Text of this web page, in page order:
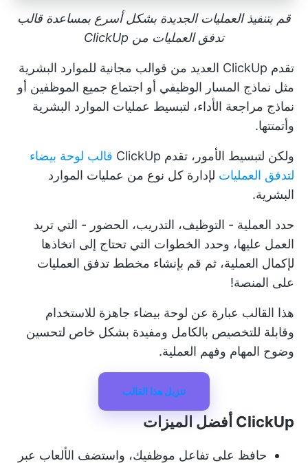
قم بتنفيذ العمليات الجديدة بشكل أسرع بمساعدة قالب
تدفق العمليات من ClickUp
تقدم ClickUp العديد من
قوالب مجانية للموارد البشرية
مثل نماذج المسار الوظيفي أو اجتماع جميع الموظفين أو
نماذج مراجعة الأداء، لتبسيط عمليات الموارد البشرية
وأتمتتها.
ولكن لتبسيط الأمور، تقدم ClickUp
قالب لوحة بيضاء
لتدفق العمليات لإدارة كل نوع من عمليات الموارد
البشرية.
حدد العملية - التوظيف، التدريب، الحضور - التي تريد
العمل عليها، وحدد الخطوات التي تحتاج إلى اتخاذها
لإكمال العملية، ثم قم بإنشاء مخطط تدفق العمليات
على المنصة!
هذا القالب عبارة عن لوحة بيضاء جاهزة للاستخدام
وقابلة للتخصيص بالكامل ومفيدة بشكل خاص لتحسين
وضوح المهام وفهم العملية.
تنزيل هذا القالب
ClickUp أفضل الميزات
حافظ على تفاعل موظفيك، واستضف الألعاب عبر